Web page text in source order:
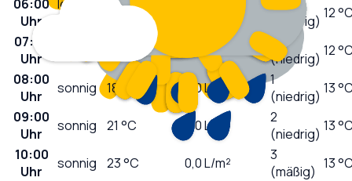
06:00
Uhr
leicht
°C
(niedrig) 12
07:00
Uhr
L/m²
0
(niedrig) 12
08:00
Uhr
sonnig 18 0,0L/m²
1
(niedrig) 13
09:00
Uhr
sonnig 21 °C 0,0L/m²
2
(niedrig) 13
10:00
Uhr
sonnig 23°C 0,0L/m²
3
(mäßig) 13